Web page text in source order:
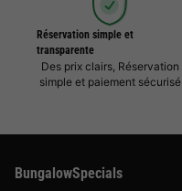
Réservation simple et
transparente
Des prix clairs, Réservation
simple et paiement sécurisé
BungalowSpecials